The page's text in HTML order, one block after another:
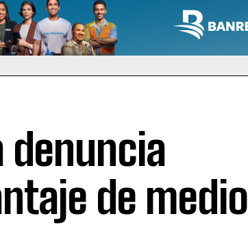
denuncia
de medio